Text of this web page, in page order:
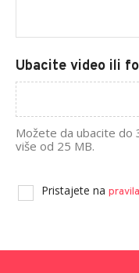
Ubacite video ili
Možete da ubacite do
više od 25 MB.
Pristajete na